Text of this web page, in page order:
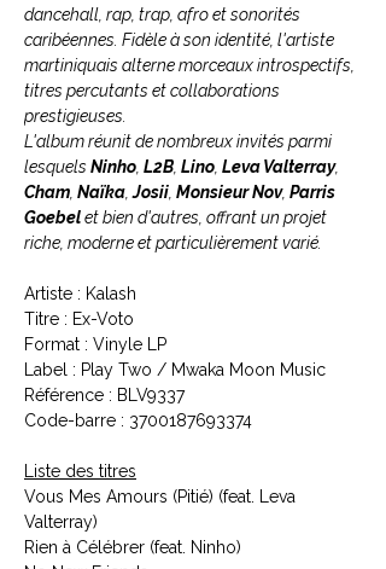
dancehall, rap, trap, afro et sonorités
caribéennes. Fidèle à son identité, l'artiste
martiniquais alterne morceaux introspectifs,
titres percutants et collaborations
prestigieuses.
L'album réunit de nombreux invités parmi
lesquels Ninho L2B Lino Leva Valterray,
Cham Naïka ,Josii Monsieur Nov, Parris
Goebelet bien d'autres, offrant un projet
riche, moderne et particulièrement varié.
Artiste : Kalash
Titre : Ex-Voto
Format : Vinyle LP
Label : Play Two / Mwaka Moon Music
Référence : BLV9337
Code-barre : 3700187693374
Liste des titres
Vous Mes Amours (Pitié) (feat. Leva
Valterray)
Rien à Célébrer (feat. Ninho)